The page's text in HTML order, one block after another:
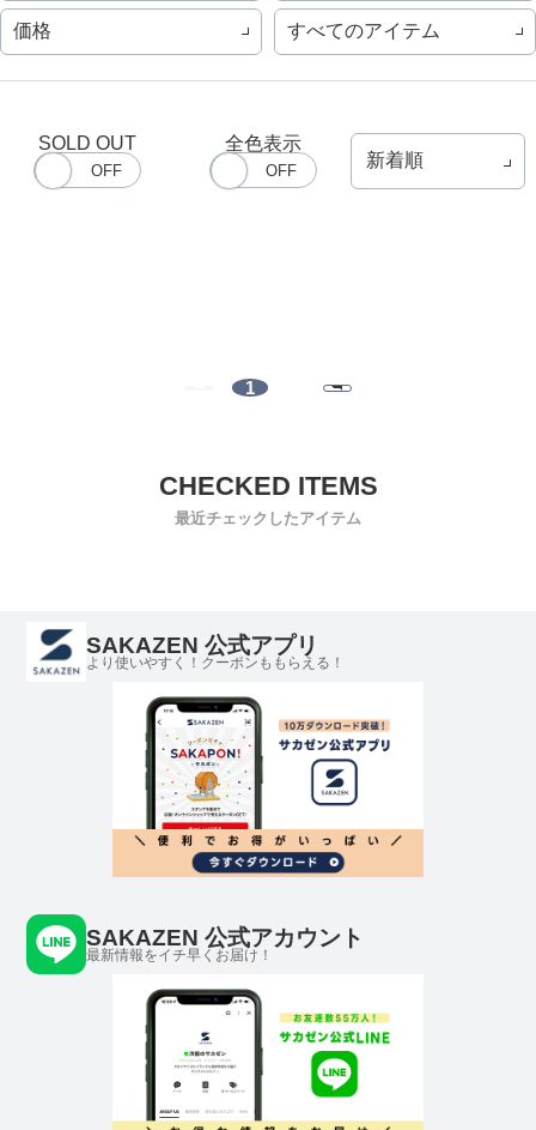
価格 すべてのアイテム
SOLD OUT 全色表示
1
最近チェックしたアイテム
SAKAZEN 公式アプリ
より使いやすく！クーポンももらえる！
SAKAZEN 公式アカウント
最新情報をイチ早くお届け！